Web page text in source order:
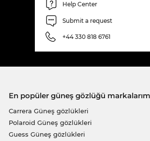
Help Center
Submit a request
+44 330 818 6761
En popüler güneş gözlüğü
Carrera Güneş gözlükleri
Polaroid Güneş gözlükleri
Guess Güneş gözlükleri